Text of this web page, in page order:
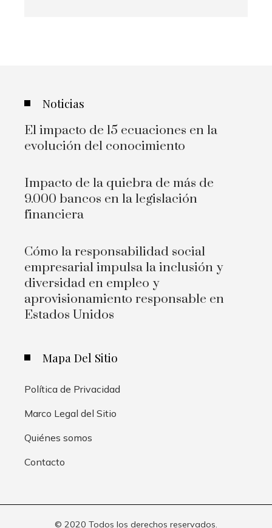
Noticias
El impacto de 15 ecuaciones en la
evolución del conocimiento
Impacto de la quiebra de más de
9.000 bancos en la legislación
financiera
Cómo la responsabilidad social
empresarial impulsa la inclusión y
diversidad en empleo y
aprovisionamiento responsable en
Estados Unidos
Mapa Del Sitio
Política de Privacidad
Marco Legal del Sitio
Quiénes somos
Contacto
© 2020 Todos los derechos reservados.